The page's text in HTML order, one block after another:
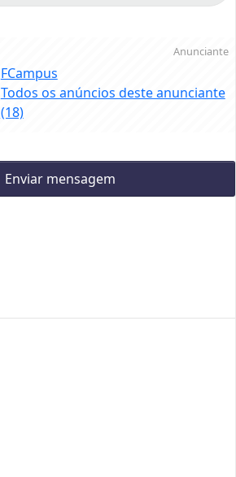
Anunciante
FCampus
Todos os anúncios deste anunciante
(18)
Enviar mensagem